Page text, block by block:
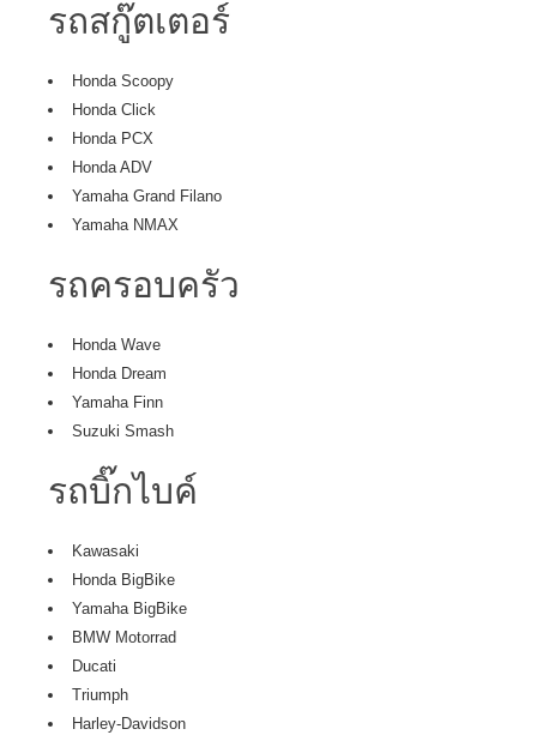
รถสกู๊ตเตอร์
Honda Scoopy
Honda Click
Honda PCX
Honda ADV
Yamaha Grand Filano
Yamaha NMAX
รถครอบครัว
Honda Wave
Honda Dream
Yamaha Finn
Suzuki Smash
รถบิ๊กไบค์
Kawasaki
Honda BigBike
Yamaha BigBike
BMW Motorrad
Ducati
Triumph
Harley-Davidson